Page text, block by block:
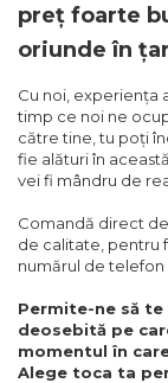
preț foarte
oriunde în
Cu noi, experiența
timp ce noi ne
către tine, tu poți
fie alături în
vei fi mândru de
Comandă direct
de calitate, pentru
numărul de telefon
Permite-ne să
deosebită pe
momentul în
Alege toca ta